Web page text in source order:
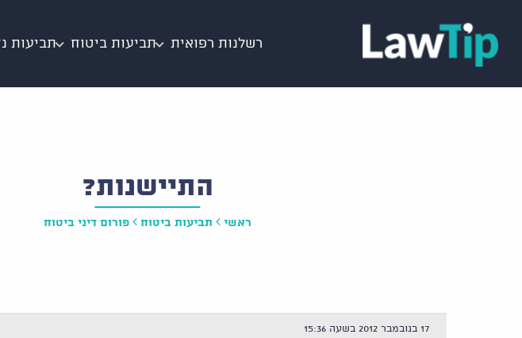
רשלנות רפואית תביעות ביטוח תביעות
התיישנות?
ראשי תביעות ביטוח פורום דיני ביטוח
17 בנובמבר 2012 בשעה 15:36